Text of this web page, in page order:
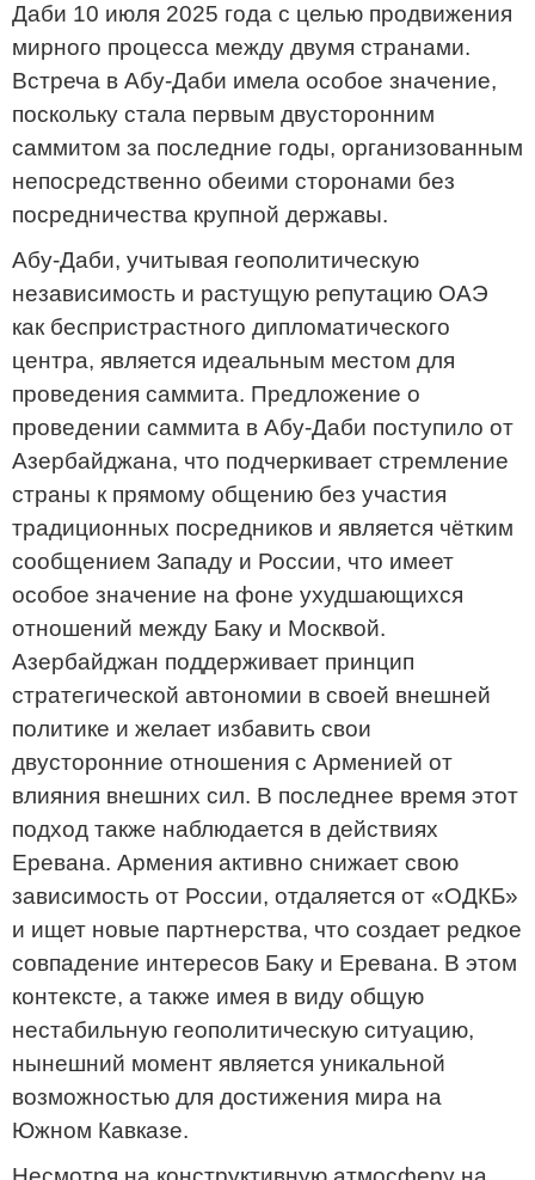
Даби 10 июля 2025 года с целью продвижения
мирного процесса между двумя странами.
Встреча в Абу-Даби имела особое значение,
поскольку стала первым двусторонним
саммитом за последние годы, организованным
непосредственно обеими сторонами без
посредничества крупной державы.
Абу-Даби, учитывая геополитическую
независимость и растущую репутацию ОАЭ
как беспристрастного дипломатического
центра, является идеальным местом для
проведения саммита. Предложение о
проведении саммита в Абу-Даби поступило от
Азербайджана, что подчеркивает стремление
страны к прямому общению без участия
традиционных посредников и является чётким
сообщением Западу и России, что имеет
особое значение на фоне ухудшающихся
отношений между Баку и Москвой.
Азербайджан поддерживает принцип
стратегической автономии в своей внешней
политике и желает избавить свои
двусторонние отношения с Арменией от
влияния внешних сил. В последнее время этот
подход также наблюдается в действиях
Еревана. Армения активно снижает свою
зависимость от России, отдаляется от «ОДКБ»
и ищет новые партнерства, что создает редкое
совпадение интересов Баку и Еревана. В этом
контексте, а также имея в виду общую
нестабильную геополитическую ситуацию,
нынешний момент является уникальной
возможностью для достижения мира на
Южном Кавказе.